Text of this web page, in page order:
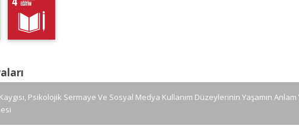
Psikolojik Sermaye Ve Sosyal Medya Kullanım Düzeylerinin Yaşamın